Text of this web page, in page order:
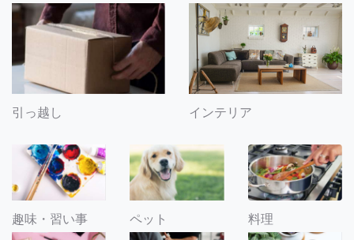
引っ越し インテリア
趣味・習い事 ペット 料理